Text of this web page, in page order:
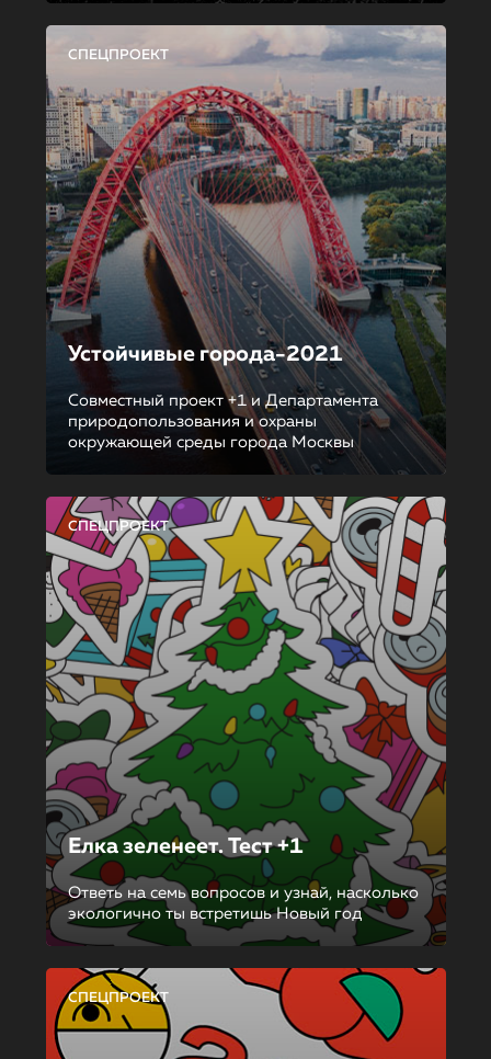
СПЕЦПРОЕКТ
Устойчивые города-2021
Совместный проект +1 и Департамента
природопользования и охраны
окружающей среды города Москвы
СПЕЦПРОЕКТ
Елка зеленеет. Тест +1
Ответь на семь вопросов и узнай, насколько
экологично ты встретишь Новый год
СПЕЦПРОЕКТ